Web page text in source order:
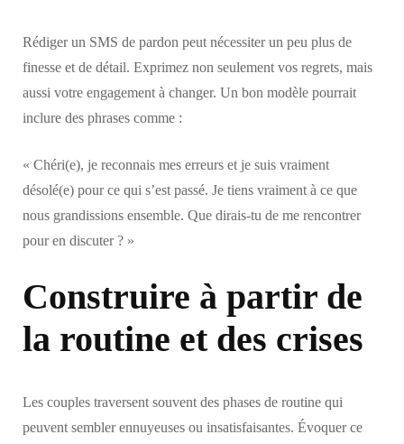
Rédiger un SMS de pardon peut nécessiter un peu plus de
finesse et de détail. Exprimez non seulement vos regrets, mais
aussi votre engagement à changer. Un bon modèle pourrait
inclure des phrases comme :
« Chéri(e), je reconnais mes erreurs et je suis vraiment
désolé(e) pour ce qui s’est passé. Je tiens vraiment à ce que
nous grandissions ensemble. Que dirais-tu de me rencontrer
pour en discuter ? »
Construire à partir de
la routine et des crises
Les couples traversent souvent des phases de routine qui
peuvent sembler ennuyeuses ou insatisfaisantes. Évoquer ce